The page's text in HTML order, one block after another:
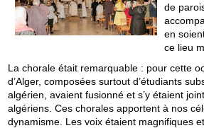
de
en
ce lieu
La chorale était remarquable : pour cette
d’Alger, composées surtout d’étudiants
algérien, avaient fusionné et s’y étaient
algériens. Ces chorales apportent à nos
dynamisme. Les voix étaient magnifiques